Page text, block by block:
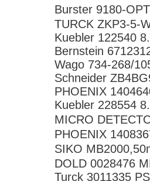
Burster 9180-
TURCK ZKP3-5-
Kuebler 122540
Bernstein
Wago 734-268/
Schneider
PHOENIX
Kuebler 228554
MICRO
PHOENIX
SIKO
DOLD 0028476
Turck 3011335